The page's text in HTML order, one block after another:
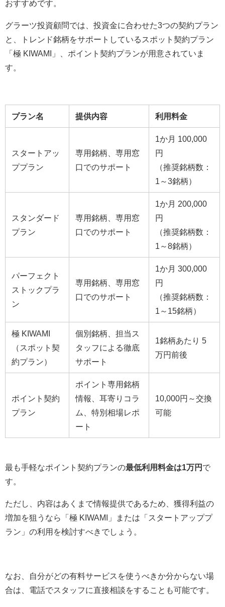
おすすめです。
グラーツ投資顧問では、投資金に合わせた3つの契約プラン
と、トレンド銘柄をサポートしているスポット契約プラン
「極 KIWAMI」、ポイント契約プランが用意されていま
す。
プラン名 提供内容 利用料金
スタートアッ
ププラン
専用銘柄、専用窓
口でのサポート
1か月 100,000
円
（推奨銘柄数：
1～3銘柄）
スタンダード
プラン
専用銘柄、専用窓
口でのサポート
1か月 200,000
円
（推奨銘柄数：
1～8銘柄）
パーフェクト
ストックプラ
ン
専用銘柄、専用窓
口でのサポート
1か月 300,000
円
（推奨銘柄数：
1～15銘柄）
極 KIWAMI
（スポット契
約プラン）
個別銘柄、担当ス
タッフによる徹底
サポート
1銘柄あたり 5
万円前後
ポイント契約
プラン
ポイント専用銘柄
情報、耳寄りコラ
ム、特別相場レポ
ート
10,000円～交換
可能
最も手軽なポイント契約プランの最低利用料金は1万円 で
す。
ただし、内容はあくまで情報提供であるため、獲得利益の
増加を狙うなら「極 KIWAMI」または「スタートアッププ
ラン」の利用を検討すべきでしょう。
なお、自分がどの有料サービスを使うべきか分からない場
合は、電話でスタッフに直接相談をすることも可能です。